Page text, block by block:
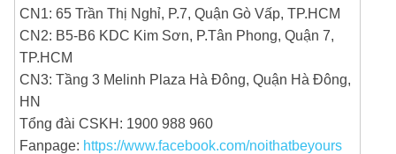
CN1: 65 Trần Thị Nghỉ, P.7, Quận Gò Vấp, TP.HCM
CN2: B5-B6 KDC Kim Sơn, P.Tân Phong, Quận 7,
TP.HCM
CN3: Tầng 3 Melinh Plaza Hà Đông, Quận Hà Đông,
HN
Tổng đài CSKH: 1900 988 960
Fanpage: https://www.facebook.com/noithatbeyours